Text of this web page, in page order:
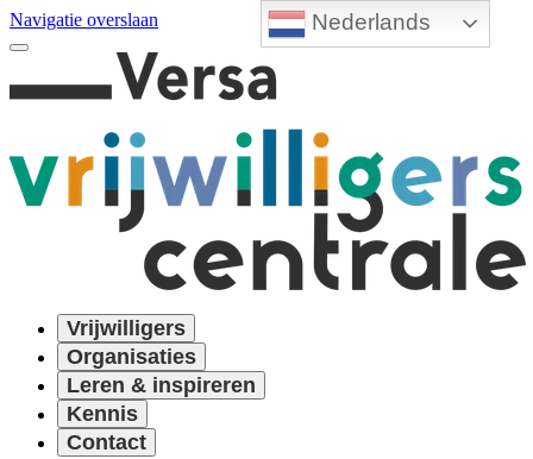
Nederlands
Navigatie overslaan
Vrijwilligers
Organisaties
Leren & inspireren
Kennis
Contact